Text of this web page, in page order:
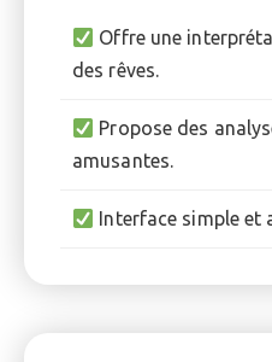
Offre une
des rêves.
Propose des
amusantes.
Interface simple et